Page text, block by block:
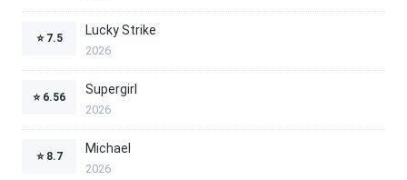
⭐ 7.5
Lucky Strike
2026
⭐ 6.56
Supergirl
2026
⭐ 8.7
Michael
2026